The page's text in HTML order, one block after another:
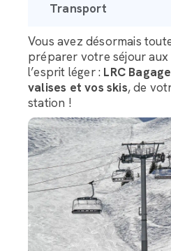
Transport
Vous avez désormais
préparer votre séjour aux
l’esprit léger : LRC
valises et vos skis, de
station !